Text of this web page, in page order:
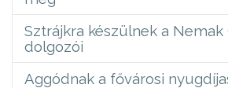
Sztrájkra készülnek a Nemak
dolgozói
Aggódnak a fővárosi